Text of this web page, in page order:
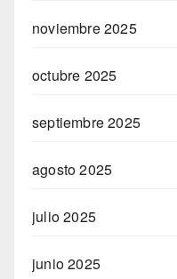
noviembre 2025
octubre 2025
septiembre 2025
agosto 2025
julio 2025
junio 2025